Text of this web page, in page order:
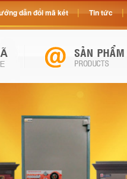
dẫn đổi mã két Tin tức